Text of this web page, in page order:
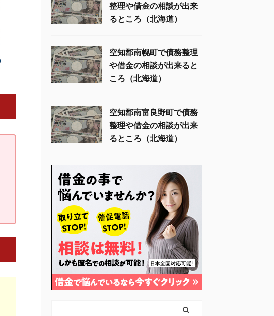
整理や借金の相談が出来
るところ（北海道）
空知郡南幌町で債務整理
や借金の相談が出来ると
ころ（北海道）
空知郡南富良野町で債務
整理や借金の相談が出来
るところ（北海道）